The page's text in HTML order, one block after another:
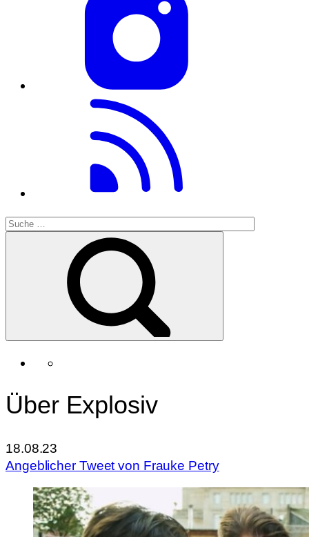
Über Explosiv
18.08.23
Angeblicher Tweet von Frauke Petry